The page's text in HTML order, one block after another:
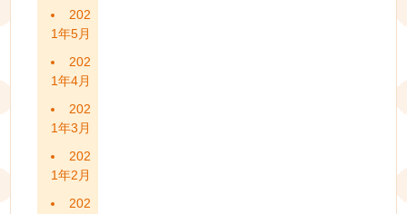
202
1年5月
202
1年4月
202
1年3月
202
1年2月
202